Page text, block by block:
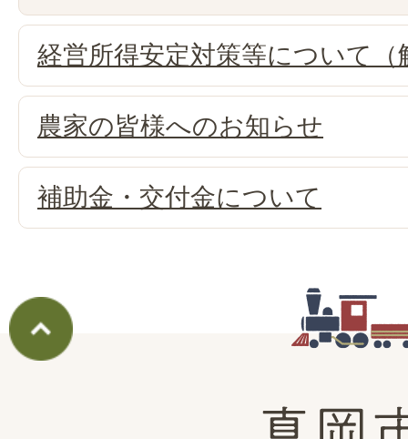
経営所得安定対策等について（
農家の皆様へのお知らせ
補助金・交付金について
真